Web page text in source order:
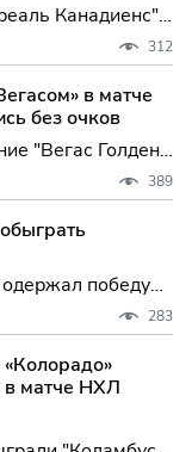
Канадиенс"
Встреча,
з...
312
в матче
без очков
"Вегас Голден
Встреча прошла
389
победу
лиги (НХЛ).
283
в матче НХЛ